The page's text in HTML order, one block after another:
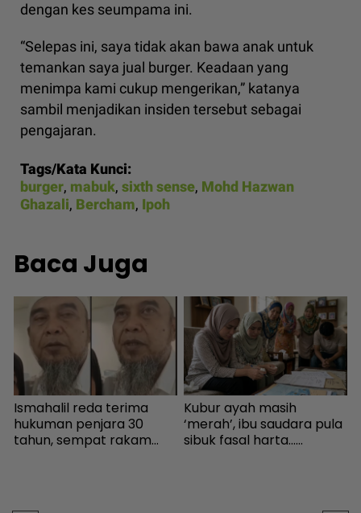
dengan kes seumpama ini.
“Selepas ini, saya tidak akan bawa anak untuk
temankan saya jual burger. Keadaan yang
menimpa kami cukup mengerikan,” katanya
sambil menjadikan insiden tersebut sebagai
pengajaran.
Tags/Kata Kunci:
burger, mabuk, sixth sense, Mohd Hazwan
Ghazali, Bercham, Ipoh
Baca Juga
Ismahalil reda terima
hukuman penjara 30
tahun, sempat rakam
Kubur ayah masih
‘merah’, ibu saudara pula
sibuk fasal harta...